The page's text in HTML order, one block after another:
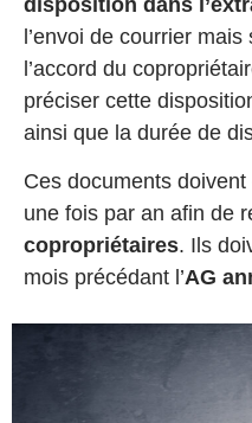
l’envoi de courrier
l’accord du
préciser cette
ainsi que la durée de
Ces documents
une fois par an afin de
copropriétaires. Ils
mois précédant l’AG